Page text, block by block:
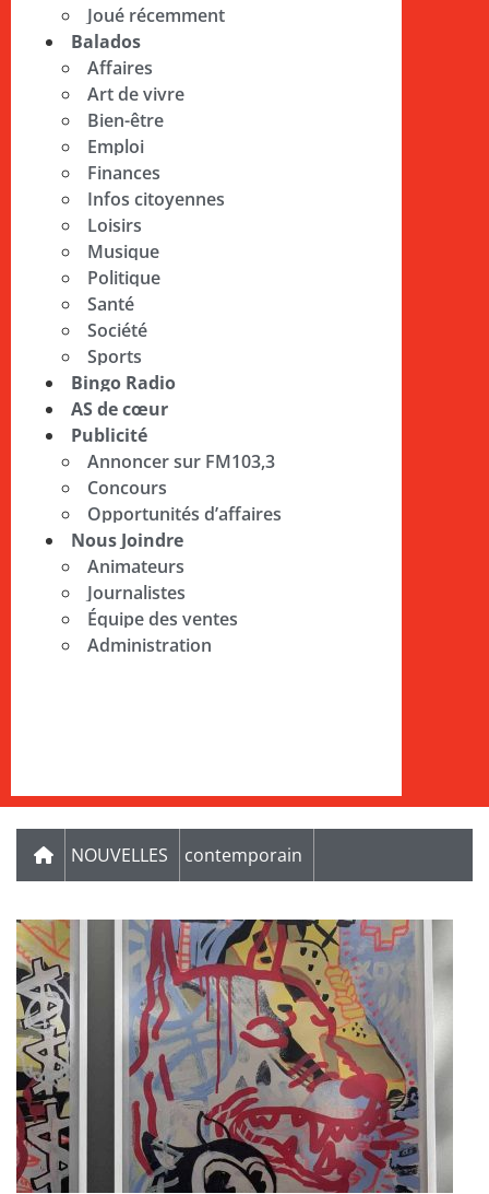
Joué récemment
Balados
Affaires
Art de vivre
Bien-être
Emploi
Finances
Infos citoyennes
Loisirs
Musique
Politique
Santé
Société
Sports
Bingo Radio
AS de cœur
Publicité
Annoncer sur FM103,3
Concours
Opportunités d’affaires
Nous Joindre
Animateurs
Journalistes
Équipe des ventes
Administration
NOUVELLES contemporain